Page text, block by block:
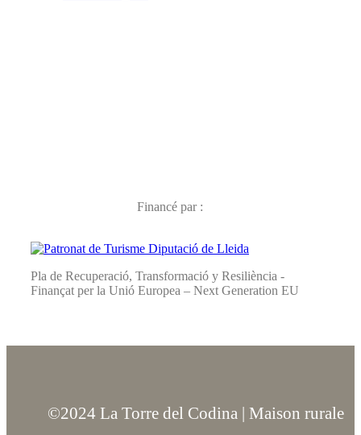
Financé par :
Pla de Recuperació, Transformació y Resiliència -
Finançat per la Unió Europea – Next Generation EU
©2024 La Torre del Codina | Maison rurale